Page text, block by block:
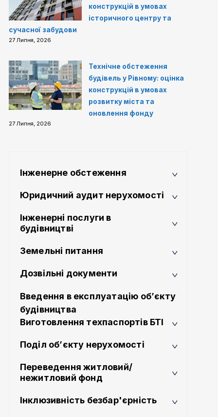
конструкцій в умовах
історичного центру та
сучасної забудови
27 Липня, 2026
Технічне обстеження
будівель у Рівному: оцінка
конструкцій в умовах
розвитку міста та
оновлення фонду
27 Липня, 2026
Інженерне обстеження
Юридичний аудит нерухомості
Інженерні послуги в
будівництві
Земельні питання
Дозвільні документи
Введення в експлуатацію об’єкту
будівництва
Виготовлення техпаспортів БТІ
Поділ об’єкту нерухомості
Переведення житловий/
нежитловий фонд
Інклюзивність безбар'єрність